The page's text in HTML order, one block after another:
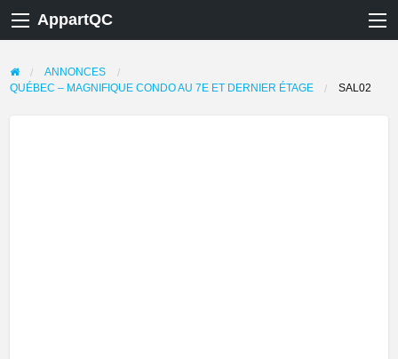
AppartQC
ANNONCES
QUÉBEC – MAGNIFIQUE CONDO AU 7E ET DERNIER ÉTAGE
SAL02